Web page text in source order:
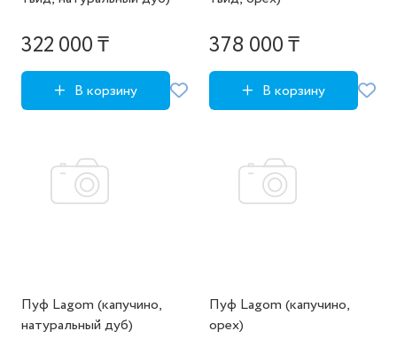
322 000 ₸
В корзину
378 000 ₸
В корзину
Пуф Lagom (капучино,
натуральный дуб)
Пуф Lagom (капучино,
орех)